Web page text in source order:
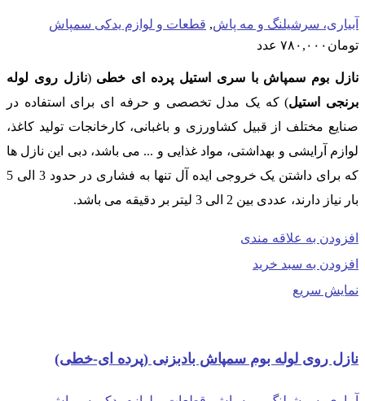
آبیاری، سرشیلنگ و مه پاش, قطعات و لوازم یدکی سمپاش
تومان ۷۸۰,۰۰۰ عدد
نازل بوم سمپاش با سری استیل پرده ای خطی (نازل روی لوله
برنجی استیل) که یک مدل تخصصی و حرفه ای برای استفاده در
صنایع مختلف از قبیل کشاورزی و باغبانی، کارخانجات تولید کاغذ،
لوازم آرایشی و بهداشتی، مواد غذایی و ... می باشد، دبی این نازل ها
که برای داشتن یک خروجی ایده آل تنها به فشاری در حدود 3 الی 5
بار نیاز دارند، عددی بین 2 الی 3 لیتر بر دقیقه می باشد.
افزودن به علاقه مندی
افزودن به سبد خرید
نمایش سریع
نازل روی لوله بوم سمپاش بادبزنی (پرده ای-خطی)